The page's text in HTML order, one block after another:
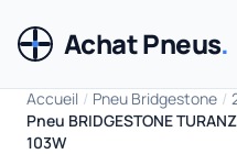
Achat Pneus.
Accueil / Pneu Bridgestone /
Pneu BRIDGESTONE
103W